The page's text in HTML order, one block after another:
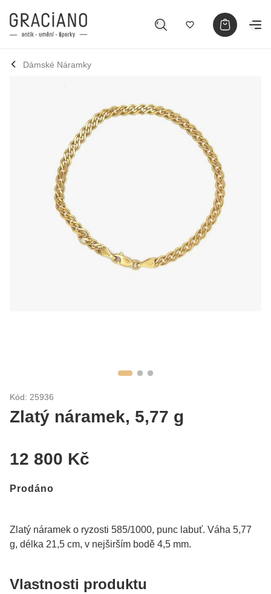
Dámské Náramky
Kód: 25936
Zlatý náramek, 5,77 g
12 800 Kč
Prodáno
Zlatý náramek o ryzosti 585/1000, punc labuť. Váha 5,77
g, délka 21,5 cm, v nejširším bodě 4,5 mm.
Vlastnosti produktu